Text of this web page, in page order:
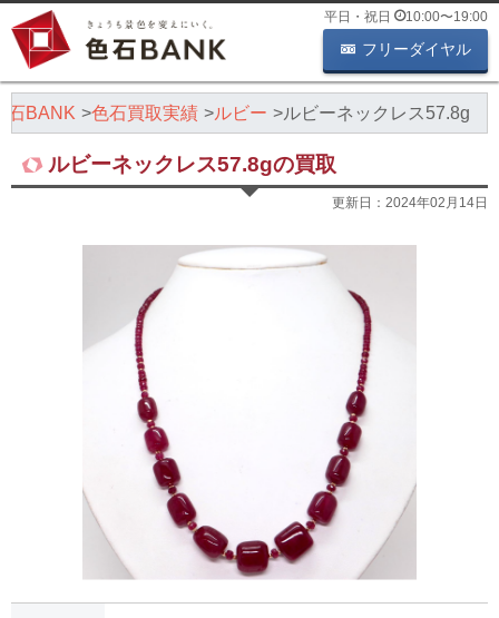
平日・祝日 10:00〜19:00
フリーダイヤル
石BANK 色石買取実績 ルビー ルビーネックレス57.8g
ルビーネックレス57.8gの買取
更新日： 2024年02月14日